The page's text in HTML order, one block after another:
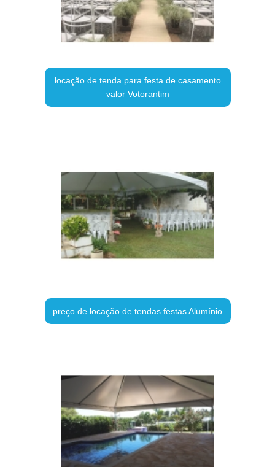
locação de tenda para festa de casamento
valor Votorantim
preço de locação de tendas festas Alumínio